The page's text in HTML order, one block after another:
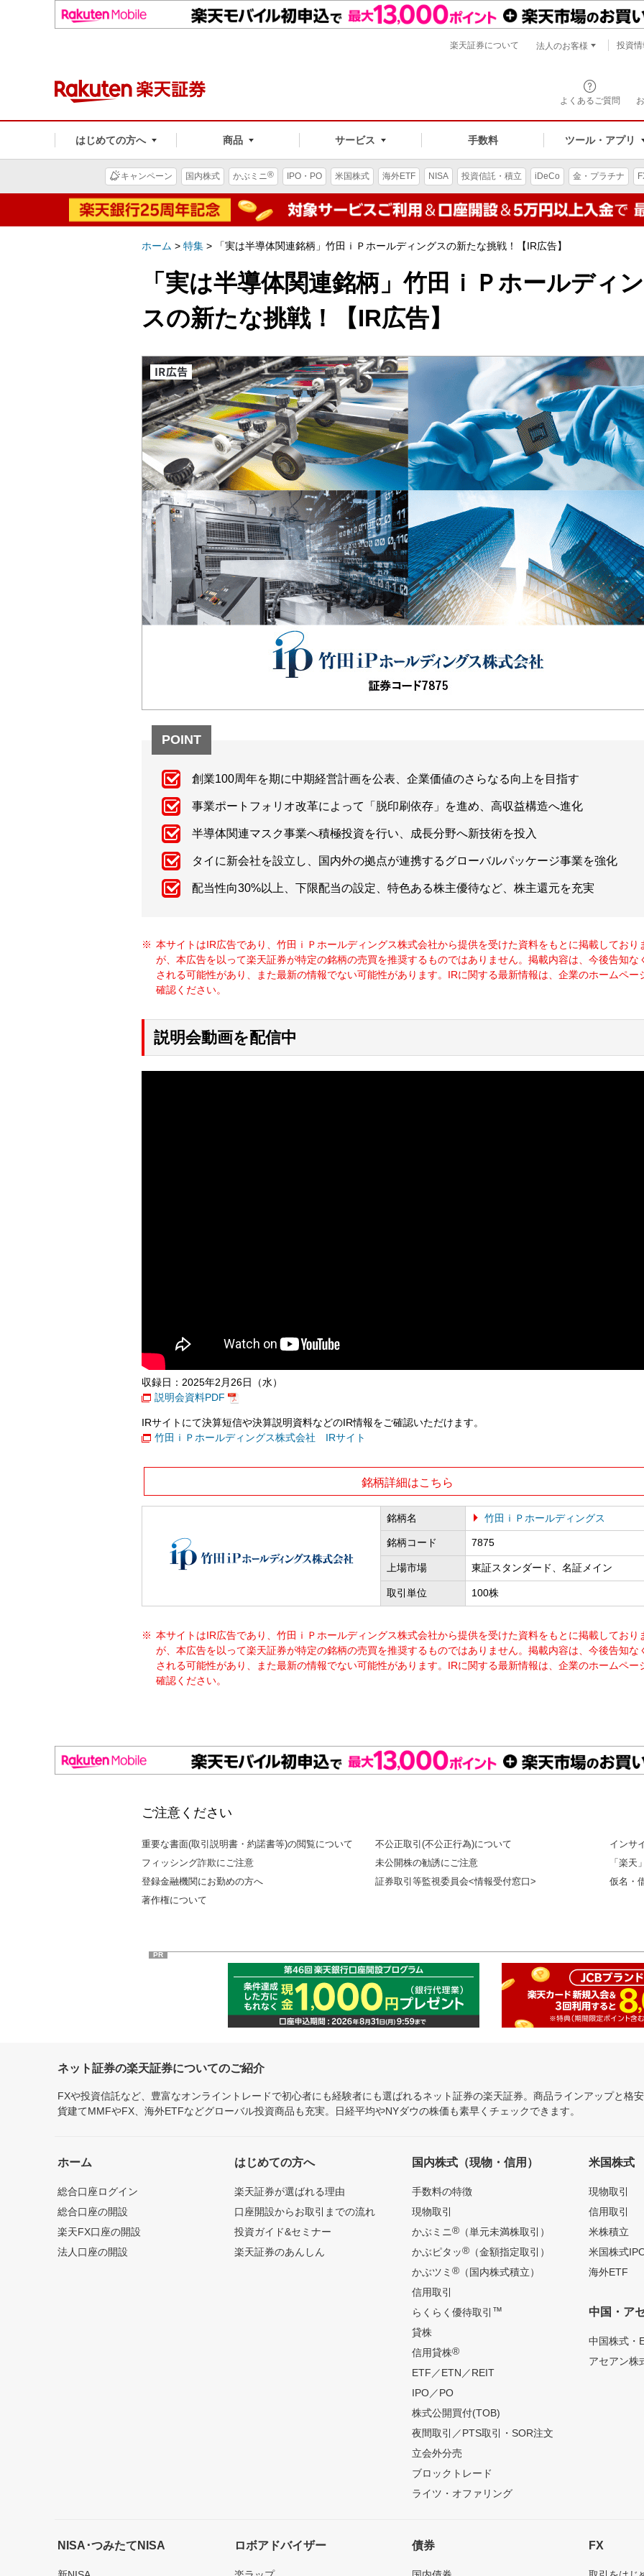
よくあるご質問
はじめての方へ 商品 サービス 手数料 ツール・アプリ
楽天証券について 法人のお客様 投資
キャンペーン 国内株式 かぶミニ® IPO・PO 米国株式 海外ETF NISA 投資信託・積立 iDeCo 金・プラチナ
ホーム > 特集 > 「実は半導体関連銘柄」竹田ｉＰホールディングスの新たな挑戦！【IR広告】
「実は半導体関連銘柄」竹田ｉＰホールディ
スの新たな挑戦！【IR広告】
POINT
創業100周年を期に中期経営計画を公表、企業価値のさらなる向上を目指す
事業ポートフォリオ改革によって「脱印刷依存」を進め、高収益構造へ進化
半導体関連マスク事業へ積極投資を行い、成長分野へ新技術を投入
タイに新会社を設立し、国内外の拠点が連携するグローバルパッケージ事業を強化
配当性向30%以上、下限配当の設定、特色ある株主優待など、株主還元を充実
本サイトはIR広告であり、竹田ｉＰホールディングス株式会社から提供を受けた資料をもとに掲載しており
が、本広告を以って楽天証券が特定の銘柄の売買を推奨するものではありません。掲載内容は、今後告知な
される可能性があり、また最新の情報でない可能性があります。IRに関する最新情報は、企業のホームペー
確認ください。
説明会動画を配信中
収録日：2025年2月26日（水）
説明会資料PDF
IRサイトにて決算短信や決算説明資料などのIR情報をご確認いただけます。
竹田ｉＰホールディングス株式会社 IRサイト
銘柄詳細はこちら
銘柄名 竹田ｉＰホールディングス
銘柄コード 7875
上場市場 東証スタンダード、名証メイン
取引単位 100株
本サイトはIR広告であり、竹田ｉＰホールディングス株式会社から提供を受けた資料をもとに掲載しており
が、本広告を以って楽天証券が特定の銘柄の売買を推奨するものではありません。掲載内容は、今後告知な
される可能性があり、また最新の情報でない可能性があります。IRに関する最新情報は、企業のホームペー
確認ください。
ご注意ください
重要な書面(取引説明書・約諾書等)の閲覧について
フィッシング詐欺にご注意
登録金融機関にお勤めの方へ
著作権について
不公正取引(不公正行為)について
未公開株の勧誘にご注意
証券取引等監視委員会<情報受付窓口>
インサ
「楽天
仮名・
PR
ネット証券の楽天証券についてのご紹介
FXや投資信託など、豊富なオンライントレードで初心者にも経験者にも選ばれるネット証券の楽天証券。商品ラインアップと格
貨建てMMFやFX、海外ETFなどグローバル投資商品も充実。日経平均やNYダウの株価も素早くチェックできます。
ホーム
総合口座ログイン
総合口座の開設
楽天FX口座の開設
法人口座の開設
はじめての方へ
楽天証券が選ばれる理由
口座開設からお取引までの流れ
投資ガイド&セミナー
楽天証券のあんしん
国内株式（現物・信用）
手数料の特徴
現物取引
かぶミニ®（単元未満株取引）
かぶピタッ®（金額指定取引）
かぶツミ ®（国内株式積立）
信用取引
らくらく優待取引 ™
貸株
信用貸株®
ETF／ETN／REIT
IPO／PO
株式公開買付(TOB)
夜間取引／PTS取引・SOR注文
立会外分売
ブロックトレード
ライツ・オファリング
米国株式
現物取引
信用取引
米株積立
米国株式
海外ETF
中国・ア
中国株式・
アセアン株
NISA･つみたてNISA ロボアドバイザー 債券 FX